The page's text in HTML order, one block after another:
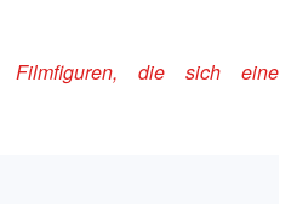
Filmfiguren, die sich eine